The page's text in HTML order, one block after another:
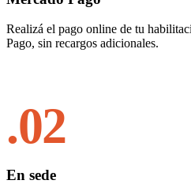
Realizá el pago online de tu
Pago, sin recargos adicionales.
.02
En sede